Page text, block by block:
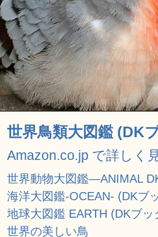
世界鳥類大図鑑 (DK
Amazon.co.jp で詳しく
世界動物大図鑑―ANIMAL
海洋大図鑑-OCEAN- (DKブ
地球大図鑑 EARTH (DKブッ
世界の美しい鳥